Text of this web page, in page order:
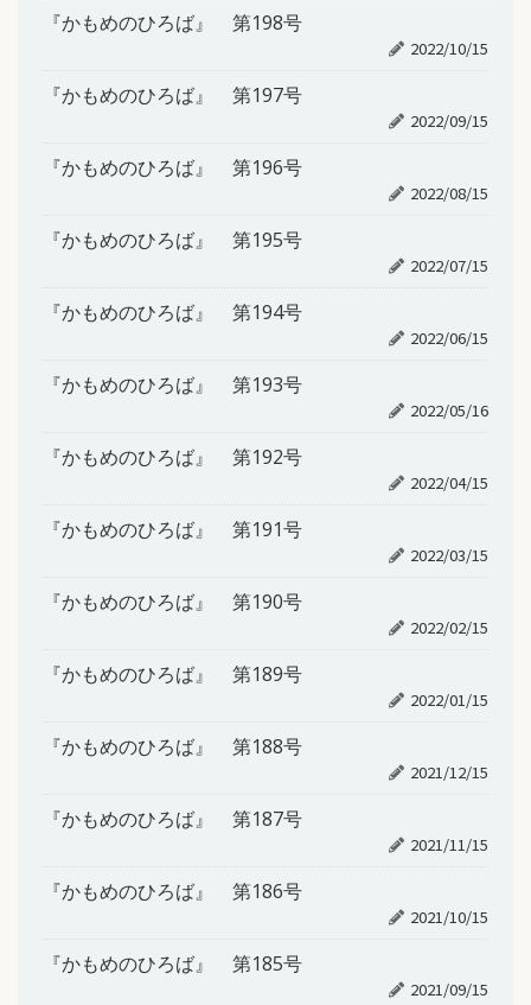
『かもめのひろば』 第198号
2022/10/15
『かもめのひろば』 第197号
2022/09/15
『かもめのひろば』 第196号
2022/08/15
『かもめのひろば』 第195号
2022/07/15
『かもめのひろば』 第194号
2022/06/15
『かもめのひろば』 第193号
2022/05/16
『かもめのひろば』 第192号
2022/04/15
『かもめのひろば』 第191号
2022/03/15
『かもめのひろば』 第190号
2022/02/15
『かもめのひろば』 第189号
2022/01/15
『かもめのひろば』 第188号
2021/12/15
『かもめのひろば』 第187号
2021/11/15
『かもめのひろば』 第186号
2021/10/15
『かもめのひろば』 第185号
2021/09/15